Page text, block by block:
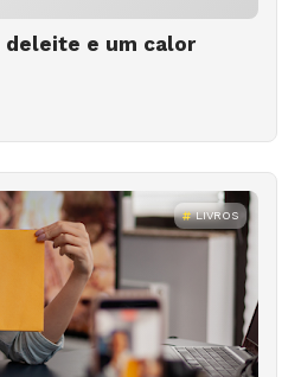
deleite e um calor
LIVROS